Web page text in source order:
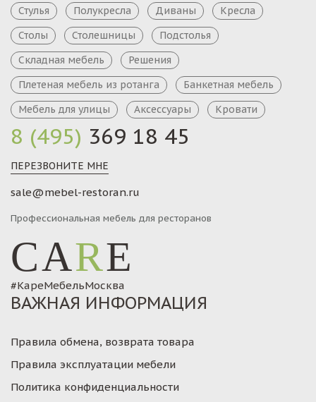
8 (495) 369 18 45
ПЕРЕЗВОНИТЕ МНЕ
sale@mebel-restoran.ru
Профессиональная мебель для ресторанов
CARE
#КареМебельМосква
Стулья Полукресла Диваны
Кресла
Столы
Столешницы
Подстолья
Складная мебель
Решения
Плетеная мебель из ротанга
Банкетная мебель
Мебель для улицы
Аксессуары Кровати
ВАЖНАЯ ИНФОРМАЦИЯ
Правила обмена, возврата товара
Правила эксплуатации мебели
Политика конфиденциальности